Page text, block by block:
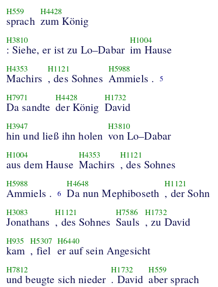
H559
sprach
H4428
zum König
H3810
: Siehe, er ist zu Lo–Dabar
H1004
im Hause
H4353
Machirs
H1121
, des Sohnes
H5988
Ammiels . 5
H7971
Da sandte
H4428
der König
H1732
David
H3947
hin und ließ ihn holen
H3810
von Lo–Dabar
H1004
aus dem Hause
H4353
Machirs
H1121
, des Sohnes
H5988
Ammiels . 6
H4648
Da nun Mephiboseth
H1121
, der Sohn
H3083
Jonathans
H1121
, des Sohnes
H7586
Sauls
H1732
, zu David
H935
kam
H5307
, fiel
H6440
er auf sein Angesicht
H7812
und beugte sich nieder
H1732
. David
H559
aber sprach